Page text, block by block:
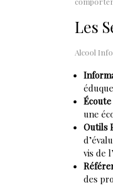
Les
Alcool
une
Outils
vis de
des